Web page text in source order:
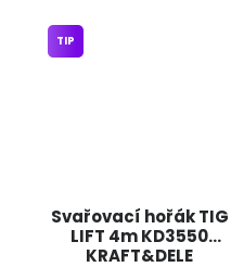
Svařovací hořák TIG
LIFT 4m KD3550
KRAFT&DELE
TIP